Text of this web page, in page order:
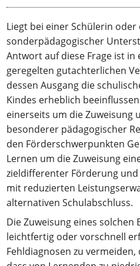
Liegt bei einer Schülerin oder
sonderpädagogischer
Antwort auf diese Frage ist
geregelten gutachterlichen
dessen Ausgang die
Kindes erheblich
einerseits um die Zuweisung
besonderer pädagogischer
den Förderschwerpunkten
Lernen um die Zuweisung
zieldifferenter Förderung
mit reduzierten
alternativen Schulabschluss.
Die Zuweisung eines
leichtfertig oder vorschnell
Fehldiagnosen zu